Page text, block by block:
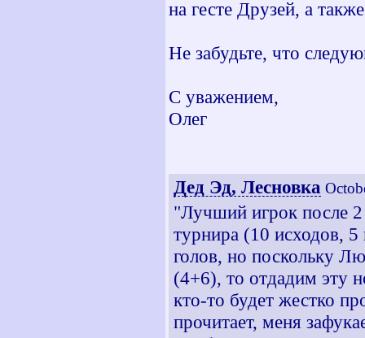
на гесте Друзей, а
Не забудьте, что
С уважением,
Олег
Дед Эд, Лесновка
"Лучший игрок после
турнира (10 исходов,
голов, но поскольку
(4+6), то отдадим эту
кто-то будет жестко
прочитает, меня